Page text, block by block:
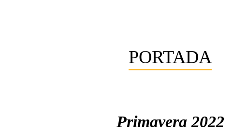
PORTADA
Primavera 2022